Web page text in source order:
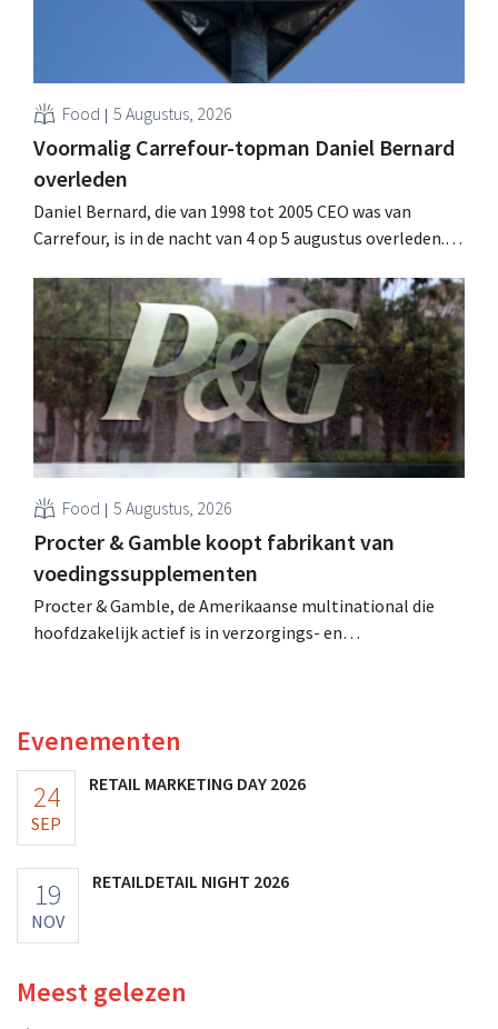
Food 5 Augustus, 2026
Voormalig Carrefour-topman Daniel Bernard
overleden
Daniel Bernard, die van 1998 tot 2005 CEO was van
Carrefour, is in de nacht van 4 op 5 augustus overleden.
retailer, realiseerde de fusie met Promodès en nam
toenmalig Belgisch marktleider GB over.
Food 5 Augustus, 2026
Procter & Gamble koopt fabrikant van
voedingssupplementen
Procter & Gamble, de Amerikaanse multinational die
hoofdzakelijk actief is in verzorgings- en
Evenementen
24
SEP
RETAIL MARKETING DAY 2026
19
NOV
RETAILDETAIL NIGHT 2026
Meest gelezen